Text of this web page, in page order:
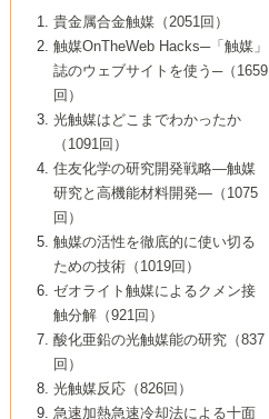
8号 高機能化ポリオレフィンに向けた重合
触媒の最近の進展
7号 持続可能社会実現のための触媒および
触媒関連技術
5号 若手会員による触媒研究の未来展望1：
企業編
6号 第102回触媒討論会
7号 触媒・化学反応における計算化学の進
8号 若手研究者による触媒研究の未来展望
2：大学・研究所編
5号 こんな物質，あんな物質―新たな触媒
の可能性―
7号 『結晶の化学』を活かした触媒研究
8号 イオン液体の応用
5号 水素製造・貯蔵のための触媒技術の新
しい展開
6号 第98回触媒討論会
7号 基礎化学品製造の触媒技術
8号 多機能型リアクター
4号 水分解用光触媒材料
5号 時間分解分光の進歩と応用
6号 第96回触媒討論会
8号 超臨界流体を用いた化学プロセスの新
2号 第93回触媒討論会
3号 特殊エネルギー場の触媒反応
4号 生体内における金属の触媒作用
5号 ファインケミカルズの展開に寄与する
6号 第94回触媒討論会
7号 サブナノレベルでみた新しい表面現象
8号 オレフィン重合触媒の新たな展
1号 なぜこの触媒が良いのか？
2号 第91回触媒討論会
3号 最近の自動車排ガス処理技術
4号 触媒研究の現状と将来─第90回触媒討論
5号 基礎化学品製造の触媒技術
6号 第92回触媒討論会
7号 基礎化学品製造の触媒技術
8号 資源の循環と触媒技術
▼44巻（2002年）
1号 高次制御された触媒の化学
2号 第89回触媒討論会
3号 触媒を利用した電気化学の新展開
4号 ナノ材料の調製と機能化
5号 こんな触媒が欲しい
6号 第90回触媒討論会
7号 触媒研究と学術雑誌/情報
8号 若い世代からみた触媒化学の現状と未
▼43巻（2001年）
1号 グリーンケミストリーと触媒
2号 第87回触媒討論会特集号
3号 生体触媒とバイオプロセス
4号 水素製造・利用の触媒化学
5号 触媒研究における新しい切り口：コン
ビナトリアルケミストリー
6号 第88回触媒討論会特集号
7号 企業における触媒研究のブレークスル
8号 この材料を触媒として使ってみません
▼42巻（2000年）
1号 触媒反応工学の明日を拓く
2号 第85回触媒討論会
3号 反応ダイナミクス
5号 触媒のおもしろさをどのように伝える
6号 第86回触媒討論会
7号 水素化精製触媒の新しい展開
8号 新しい反応性と機能性を目指した金属
クラスタ-化学
▼41巻（1999年）
1号 孔、穴、あな?-特異な空間とその利用-
2号 第83回触媒討論会
3号 均一系触媒反応最前線
4号 実用炭素材料の新展開
5号 研究の方法論を考える
7号 機能性金属材料と触媒
8号 触媒研究へのNMRの応用と展望
▼40巻（1998年）
進展と21世紀への提言/創立40周年記念・触
媒学会この10年の歩みとこれから/創立40周
2号 第81回触媒討論会
3号 計算機触媒化学へのさそい
4号 触媒劣化の制御と予測
5号 最新の実用プロセスと触媒
6号 第82回触媒討論会
1号 均一系と不均一系触媒反応-その特徴と
接点
2号 第79回触媒討論会
3号 最新NO除去触媒の実用化研究
4号 新しい反応場を目指した触媒調製
5号 反応・分離技術の新しい展開
6号 第80回触媒討論会
▼38巻（1996年）
1号 触媒の構造と触媒作用/C1化学を中心と
する21世紀への触媒
3号 オリンピックメダル:金・銀・銅はどん
な触媒作用を示すか
4号 触媒作用における機能の複合化
▼37巻（1995年）
1号 ファインケミカルズと固体触媒
2号 第75回触媒討論会
3号 希土類を利用した触媒
4号 触媒とリサイクル
5号 エネルギー変換触媒
▼36巻（1994年）
1号 電気化学と触媒
2号 第73回触媒討論会
3号 C4化学の展開
4号 《通常号》
▼35巻（1993年）
1号 工業触媒開発マニュアル―探索から工
業化まで
2号 第71回触媒討論会
▼34巻（1992年）
1号 インパクトを与えたこの研究
2号 第69回触媒討論会
▼33巻（1991年）
1号 触媒プロセス開発マニュアル―探索か
▼32巻（1990年）
貴金属合金触媒（2051回）
触媒OnTheWeb Hacks─「触媒」
誌のウェブサイトを使う─（1659
回）
光触媒はどこまでわかったか
（1091回）
住友化学の研究開発戦略―触媒
研究と高機能材料開発―（1075
回）
触媒の活性を徹底的に使い切る
ための技術（1019回）
ゼオライト触媒によるクメン接
触分解（921回）
酸化亜鉛の光触媒能の研究（837
回）
光触媒反応（826回）
急速加熱急速冷却法による十面